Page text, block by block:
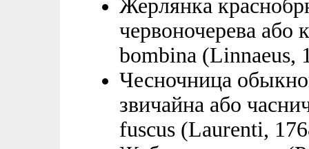
Жерлянка
червоночерева або
bombina (Linnaeus,
Чесночница
звичайна або
fuscus (Laurenti,